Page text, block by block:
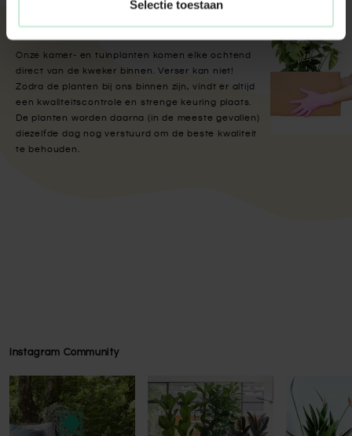
Selectie toestaan
Met aandacht verpakt
Onze kamer- en tuinplanten komen elke ochtend
direct van de kweker binnen. Verser kan niet!
Zodra de planten bij ons binnen zijn, vindt er altijd
een kwaliteitscontrole en strenge keuring plaats.
De planten worden daarna (in de meeste gevallen)
diezelfde dag nog verstuurd om de beste kwaliteit
te behouden.
Instagram Community
Press to skip carousel
Press to skip carousel